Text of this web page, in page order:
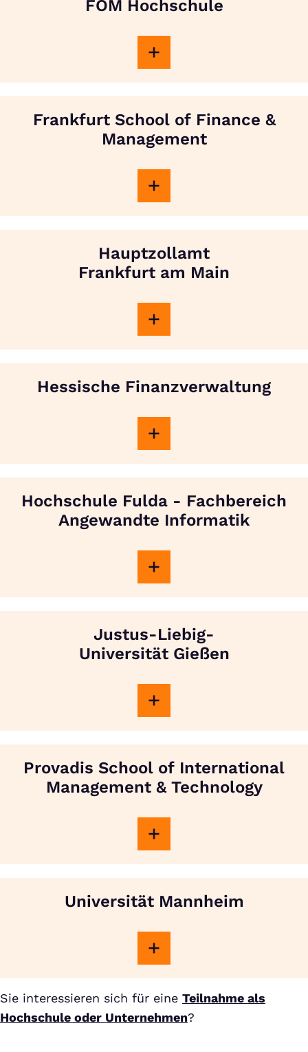
FOM Hochschule
Frankfurt School of Finance &
Management
Hauptzollamt
Frankfurt am Main
Hessische Finanzverwaltung
Hochschule Fulda - Fachbereich
Angewandte Informatik
Justus-Liebig-
Universität Gießen
Provadis School of International
Management & Technology
Universität Mannheim
Sie interessieren sich für eine Teilnahme als
Hochschule oder Unternehmen?